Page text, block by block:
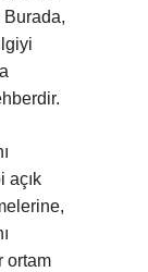
Burada,
açık
ortam